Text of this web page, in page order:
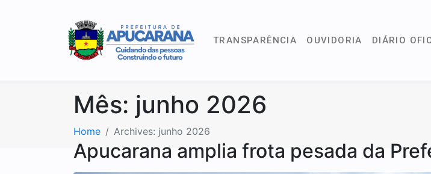
TRANSPARÊNCIA OUVIDORIA DIÁRIO
Mês: junho 2026
Home Archives: junho 2026
Apucarana amplia frota pesada da